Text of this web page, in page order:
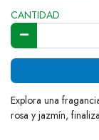
CANTIDAD
Explora una
rosa y jazmín,